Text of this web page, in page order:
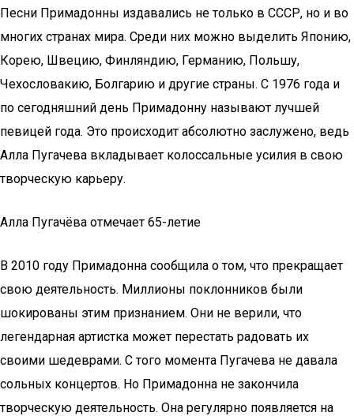
Песни Примадонны издавались не только в СССР, но и во
многих странах мира. Среди них можно выделить Японию,
Корею, Швецию, Финляндию, Германию, Польшу,
Чехословакию, Болгарию и другие страны. С 1976 года и
по сегодняшний день Примадонну называют лучшей
певицей года. Это происходит абсолютно заслужено, ведь
Алла Пугачева вкладывает колоссальные усилия в свою
творческую карьеру.
Алла Пугачёва отмечает 65-летие
В 2010 году Примадонна сообщила о том, что прекращает
свою деятельность. Миллионы поклонников были
шокированы этим признанием. Они не верили, что
легендарная артистка может перестать радовать их
своими шедеврами. С того момента Пугачева не давала
сольных концертов. Но Примадонна не закончила
творческую деятельность. Она регулярно появляется на